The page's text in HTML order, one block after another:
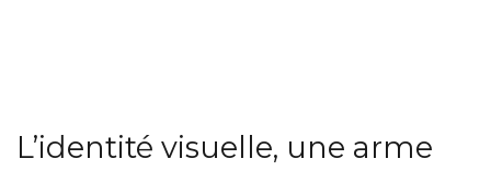
L’identité visuelle, une arme